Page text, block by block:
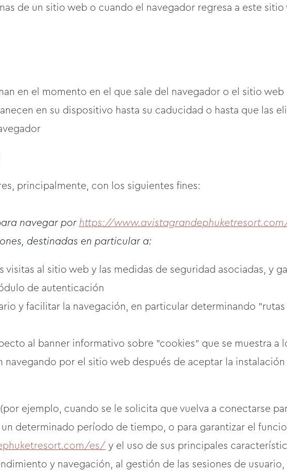
de un sitio web o cuando el navegador regresa a este
en el momento en el que sale del navegador o el sitio web
en su dispositivo hasta su caducidad o hasta que las
principalmente, con los siguientes fines:
navegar porhttps://
destinadas en particular a:
al sitio web y las medidas de seguridad asociadas, y
de autenticación
y facilitar la navegación, en particular determinando
al banner informativo sobre "cookies" que se muestra a
por el sitio web después de aceptar la
ejemplo, cuando se le solicita que vuelva a conectarse
determinado período de tiempo, o para garantizar el
es/y el uso de sus principales
y navegación, al gestión de las sesiones de usuario,